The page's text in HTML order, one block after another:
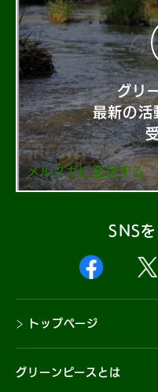
グリ
最新の活
メルマガに登録する
SNSを
トップページ
グリーンピースとは